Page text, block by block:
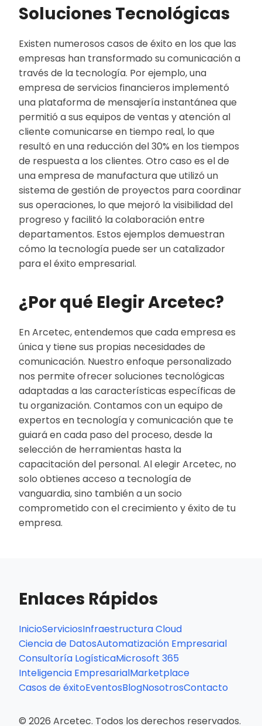
Soluciones Tecnológicas
Existen numerosos casos de éxito en los que las
empresas han transformado su comunicación a
través de la tecnología. Por ejemplo, una
empresa de servicios financieros implementó
una plataforma de mensajería instantánea que
permitió a sus equipos de ventas y atención al
cliente comunicarse en tiempo real, lo que
resultó en una reducción del 30% en los tiempos
de respuesta a los clientes. Otro caso es el de
una empresa de manufactura que utilizó un
sistema de gestión de proyectos para coordinar
sus operaciones, lo que mejoró la visibilidad del
progreso y facilitó la colaboración entre
departamentos. Estos ejemplos demuestran
cómo la tecnología puede ser un catalizador
para el éxito empresarial.
¿Por qué Elegir Arcetec?
En Arcetec, entendemos que cada empresa es
única y tiene sus propias necesidades de
comunicación. Nuestro enfoque personalizado
nos permite ofrecer soluciones tecnológicas
adaptadas a las características específicas de
tu organización. Contamos con un equipo de
expertos en tecnología y comunicación que te
guiará en cada paso del proceso, desde la
selección de herramientas hasta la
capacitación del personal. Al elegir Arcetec, no
solo obtienes acceso a tecnología de
vanguardia, sino también a un socio
comprometido con el crecimiento y éxito de tu
empresa.
Enlaces Rápidos
InicioServiciosInfraestructura Cloud
Ciencia de DatosAutomatización Empresarial
Consultoría LogísticaMicrosoft 365
Inteligencia EmpresarialMarketplace
Casos de éxitoEventosBlogNosotrosContacto
© 2026 Arcetec. Todos los derechos reservados.